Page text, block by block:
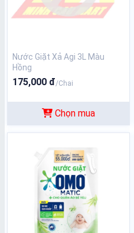
Nước Giặt Xả Agi 3L Màu
Hồng
175,000 đ/Chai
Chọn mua